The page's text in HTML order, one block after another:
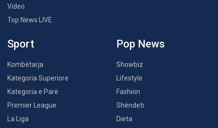
Video
Top News LIVE
Sport
Kombëtarja
Kategoria Superiore
Kategoria e Parë
Premier League
La Liga
Pop News
Showbiz
Lifestyle
Fashion
Shëndeti
Dieta